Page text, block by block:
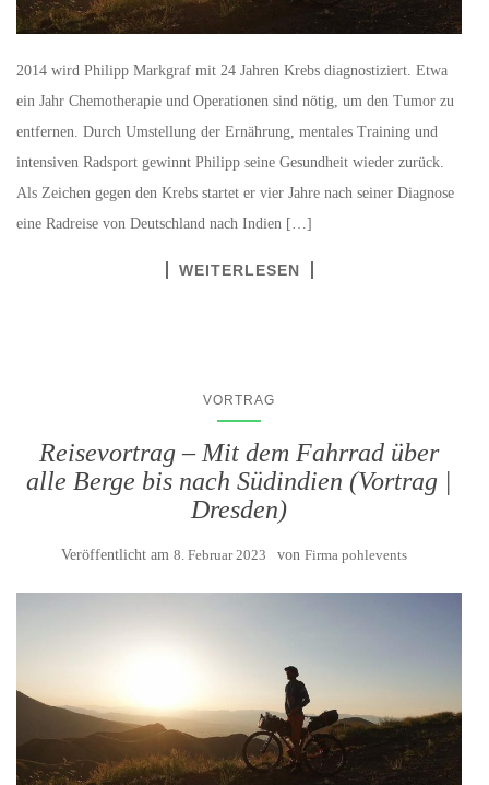
2014 wird Philipp Markgraf mit 24 Jahren Krebs diagnostiziert. Etwa
ein Jahr Chemotherapie und Operationen sind nötig, um den Tumor zu
entfernen. Durch Umstellung der Ernährung, mentales Training und
intensiven Radsport gewinnt Philipp seine Gesundheit wieder zurück.
Als Zeichen gegen den Krebs startet er vier Jahre nach seiner Diagnose
eine Radreise von Deutschland nach Indien […]
WEITERLESEN
VORTRAG
Reisevortrag – Mit dem Fahrrad über
alle Berge bis nach Südindien (Vortrag |
Dresden)
Veröffentlicht am 8. Februar 2023 von Firma pohlevents